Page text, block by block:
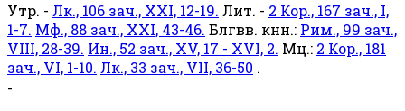
Утр. - Лк., 106 зач., XXI, 12-19. Лит. - 2 Кор., 167 зач., I,
1-7. Мф., 88 зач., XXI, 43-46. Блгвв. кнн.: Рим., 99 зач.,
VIII, 28-39. Ин., 52 зач., XV, 17 - XVI, 2. Мц.: 2 Кор., 181
зач., VI, 1-10. Лк., 33 зач., VII, 36-50 .
-